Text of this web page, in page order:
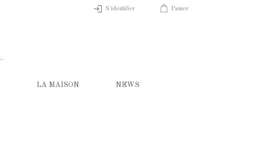
S'identifier Panier
LA MAISON NEWS